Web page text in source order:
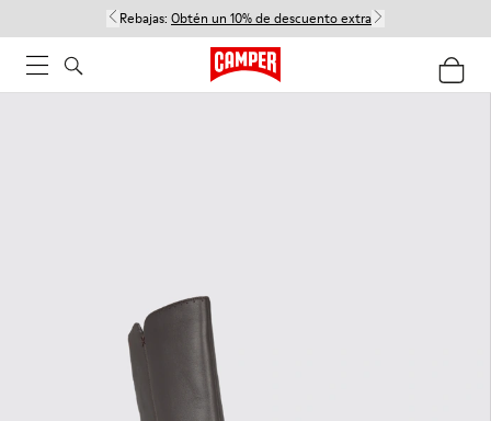
Rebajas: Obtén un 10% de descuento extra